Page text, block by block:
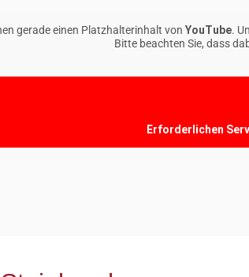
gerade einen Platzhalterinhalt von YouTube.
Bitte beachten Sie, dass
Erforderlichen